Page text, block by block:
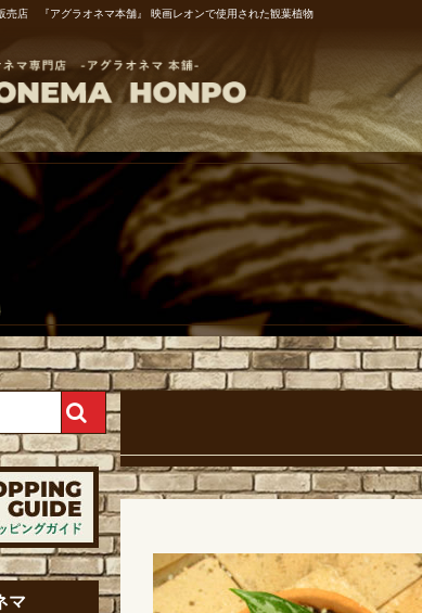
売店 『アグラオネマ本舗』 映画レオンで使用された観葉植物
マ